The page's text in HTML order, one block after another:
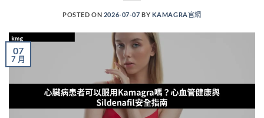
POSTED ON 2026-07-07 BY KAMAGRA官網
07
7 月